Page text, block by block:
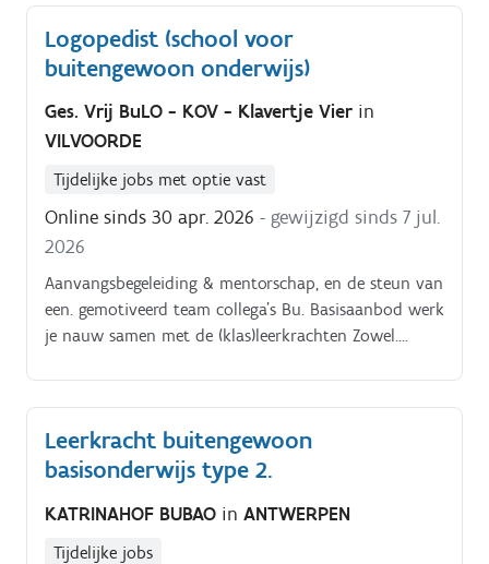
beperking, emotionele en/of gedragsproblemen,
autisme, leerproblemen Wij zoeken momenteel
verschillende leerkrachten voor verschillende
binnen de kleuterafdeling.
Logopedist (school voor
buitengewoon onderwijs)
Ges. Vrij BuLO - KOV - Klavertje Vier in
VILVOORDE
Tijdelijke jobs met optie vast
Online sinds 30 apr. 2026 - gewijzigd sinds 7 jul.
2026
Aanvangsbegeleiding & mentorschap, en de steun van
een. gemotiveerd team collega's Bu. Basisaanbod werk
je nauw samen met de (klas)leerkrachten Zowel.
Leerkracht buitengewoon
basisonderwijs type 2.
KATRINAHOF BUBAO in ANTWERPEN
Tijdelijke jobs